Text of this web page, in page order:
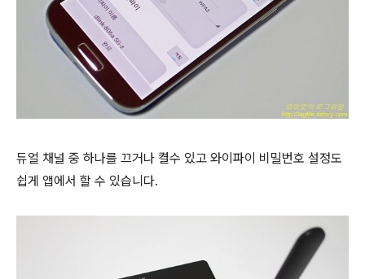
듀얼 채널 중 하나를 끄거나 켤수 있고 와이파이 비밀번호 설정도
쉽게 앱에서 할 수 있습니다.